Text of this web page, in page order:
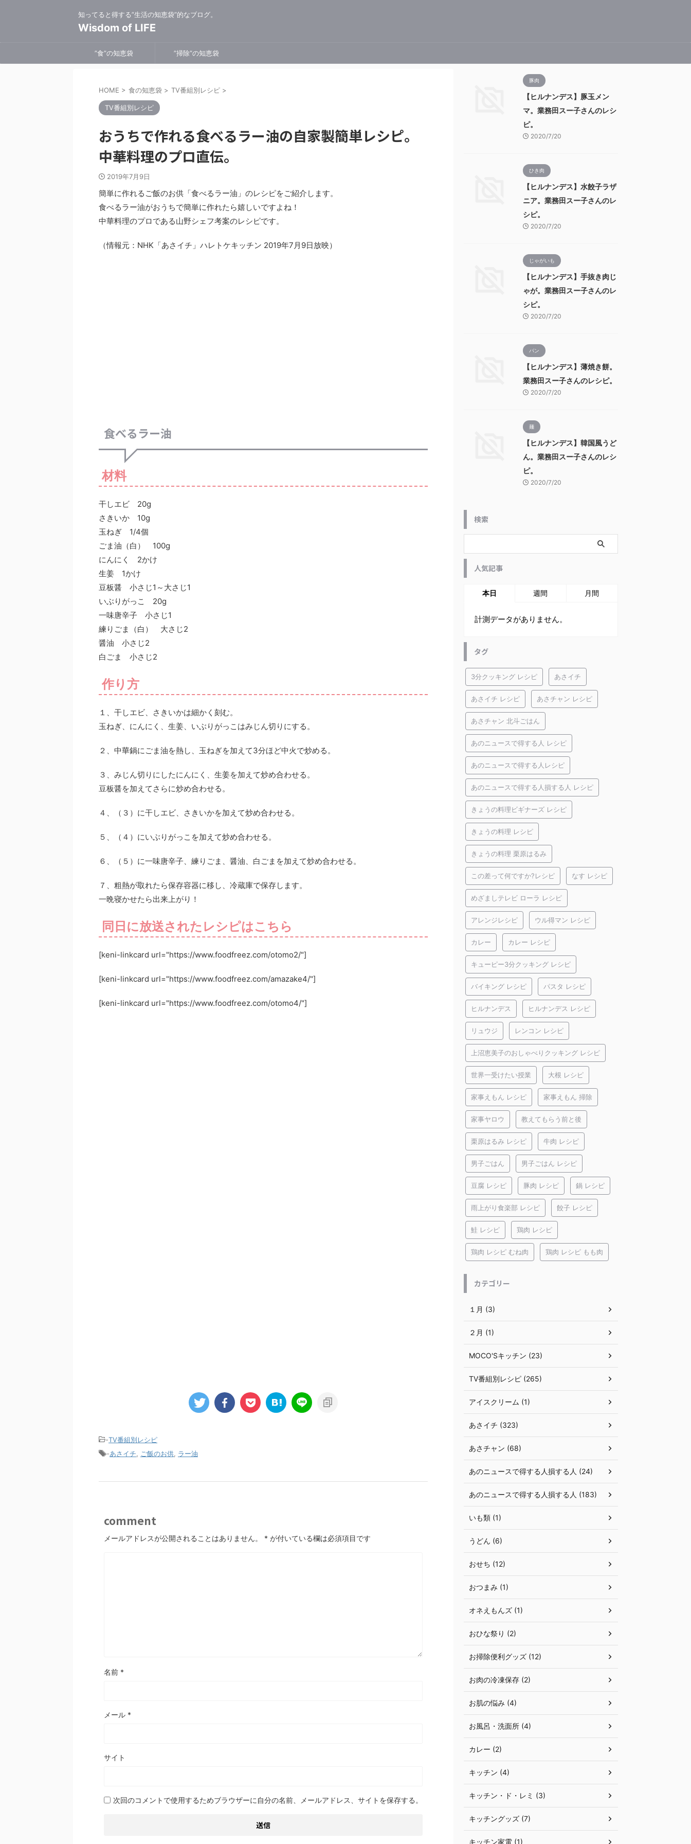
知ってると得する”生活の知恵袋”的なブログ。
Wisdom of LIFE
”食”の知恵袋 ”掃除”の知恵袋
HOME > 食の知恵袋 > TV番組別レシピ >
TV番組別レシピ
おうちで作れる食べるラー油の自家製簡単レシピ。
中華料理のプロ直伝。
2019年7月9日
簡単に作れるご飯のお供「食べるラー油」のレシピをご紹介します。
食べるラー油がおうちで簡単に作れたら嬉しいですよね！
中華料理のプロである山野シェフ考案のレシピです。
（情報元：NHK「あさイチ」ハレトケキッチン 2019年7月9日放映）
食べるラー油
材料
干しエビ 20g
さきいか 10g
玉ねぎ 1/4個
ごま油（白） 100g
にんにく 2かけ
生姜 1かけ
豆板醤 小さじ1～大さじ1
いぶりがっこ 20g
一味唐辛子 小さじ1
練りごま（白） 大さじ2
醤油 小さじ2
白ごま 小さじ2
作り方
１、干しエビ、さきいかは細かく刻む。
玉ねぎ、にんにく、生姜、いぶりがっこはみじん切りにする。
２、中華鍋にごま油を熱し、玉ねぎを加えて3分ほど中火で炒める。
３、みじん切りにしたにんにく、生姜を加えて炒め合わせる。
豆板醤を加えてさらに炒め合わせる。
４、（３）に干しエビ、さきいかを加えて炒め合わせる。
５、（４）にいぶりがっこを加えて炒め合わせる。
６、（５）に一味唐辛子、練りごま、醤油、白ごまを加えて炒め合わせる。
７、粗熱が取れたら保存容器に移し、冷蔵庫で保存します。
一晩寝かせたら出来上がり！
同日に放送されたレシピはこちら
[keni-linkcard url="https://www.foodfreez.com/otomo2/"]
[keni-linkcard url="https://www.foodfreez.com/amazake4/"]
[keni-linkcard url="https://www.foodfreez.com/otomo4/"]
-TV番組別レシピ
-あさイチ ご飯のお供 ラー油
comment
メールアドレスが公開されることはありません。 * が付いている欄は必須項目です
名前 *
メール *
サイト
次回のコメントで使用するためブラウザーに自分の名前、メールアドレス、サイトを保存する。
豚肉
【ヒルナンデス】豚玉メン
マ。業務田スー子さんのレシ
ピ。
2020/7/20
ひき肉
【ヒルナンデス】水餃子ラザ
ニア。業務田スー子さんのレ
シピ。
2020/7/20
じゃがいも
【ヒルナンデス】手抜き肉じ
ゃが。業務田スー子さんのレ
シピ。
2020/7/20
パン
【ヒルナンデス】薄焼き餅。
業務田スー子さんのレシピ。
2020/7/20
麺
【ヒルナンデス】韓国風うど
ん。業務田スー子さんのレシ
ピ。
2020/7/20
検索
人気記事
本日 週間 月間
計測データがありません。
タグ
3分クッキング レシピ あさイチ
あさイチ レシピ あさチャン レシピ
あさチャン 北斗ごはん
あのニュースで得する人 レシピ
あのニュースで得する人レシピ
あのニュースで得する人損する人 レシピ
きょうの料理ビギナーズ レシピ
きょうの料理 レシピ
きょうの料理 栗原はるみ
この差って何ですか?レシピ なす レシピ
めざましテレビ ローラ レシピ
アレンジレシピ ウル得マン レシピ
カレー カレー レシピ
キューピー3分クッキング レシピ
バイキング レシピ パスタ レシピ
ヒルナンデス ヒルナンデス レシピ
リュウジ レンコン レシピ
上沼恵美子のおしゃべりクッキング レシピ
世界一受けたい授業 大根 レシピ
家事えもん レシピ 家事えもん 掃除
家事ヤロウ 教えてもらう前と後
栗原はるみ レシピ 牛肉 レシピ
男子ごはん 男子ごはん レシピ
豆腐 レシピ 豚肉 レシピ 鍋 レシピ
雨上がり食楽部 レシピ 餃子 レシピ
鮭 レシピ 鶏肉 レシピ
鶏肉 レシピ むね肉 鶏肉 レシピ もも肉
カテゴリー
１月 (3)
２月 (1)
MOCO'Sキッチン (23)
TV番組別レシピ (265)
アイスクリーム (1)
あさイチ (323)
あさチャン (68)
あのニュースで得する人損する人 (24)
あのニュースで得する人損する人 (183)
いも類 (1)
うどん (6)
おせち (12)
おつまみ (1)
オネえもんズ (1)
おひな祭り (2)
お掃除便利グッズ (12)
お肉の冷凍保存 (2)
お肌の悩み (4)
お風呂・洗面所 (4)
カレー (2)
キッチン (4)
キッチン・ド・レミ (3)
キッチングッズ (7)
キッチン家電 (1)